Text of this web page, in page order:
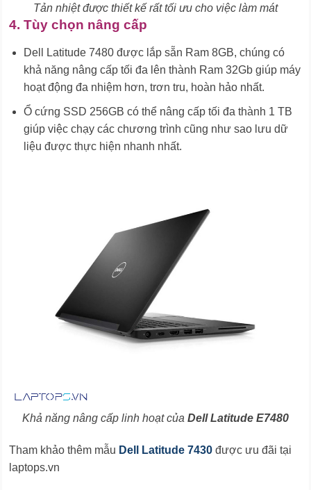
Tản nhiệt được thiết kế rất tối ưu cho việc làm mát
4. Tùy chọn nâng cấp
Dell Latitude 7480 được lắp sẵn Ram 8GB, chúng có
khả năng nâng cấp tối đa lên thành Ram 32Gb giúp máy
hoạt động đa nhiệm hơn, trơn tru, hoàn hảo nhất.
Ổ cứng SSD 256GB có thể nâng cấp tối đa thành 1 TB
giúp việc chạy các chương trình cũng như sao lưu dữ
liệu được thực hiện nhanh nhất.
Khả năng nâng cấp linh hoạt của Dell Latitude E7480
Tham khảo thêm mẫu Dell Latitude 7430 được ưu đãi tại
laptops.vn